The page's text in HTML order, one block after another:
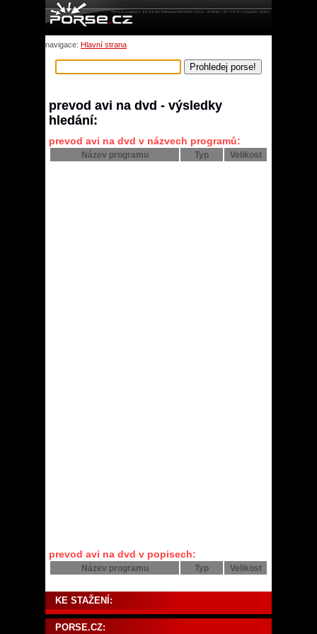
navigace: Hlavní strana
prevod avi na dvd - výsledky
hledání:
prevod avi na dvd v názvech programů:
Název programu Typ Velikost
prevod avi na dvd v popisech:
Název programu Typ Velikost
KE STAŽENÍ:
PORSE.CZ: